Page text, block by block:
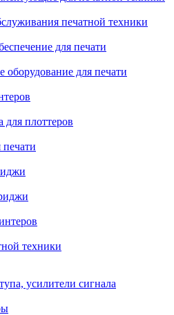
печатной техники
для печати
оборудование для печати
для плоттеров
техники
усилители сигнала